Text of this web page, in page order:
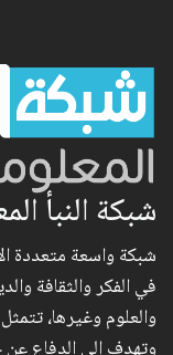
شبكة النبأ
شبكة واسعة متعددة
في الفكر والثقافة
والعلوم وغيرها،